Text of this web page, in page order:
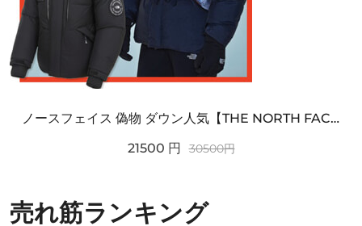
ノースフェイス 偽物 ダウン人気【THE NORTH FACE】M'S 7 SUMMIT HIM...
21500 円 30500円
売れ筋ランキング